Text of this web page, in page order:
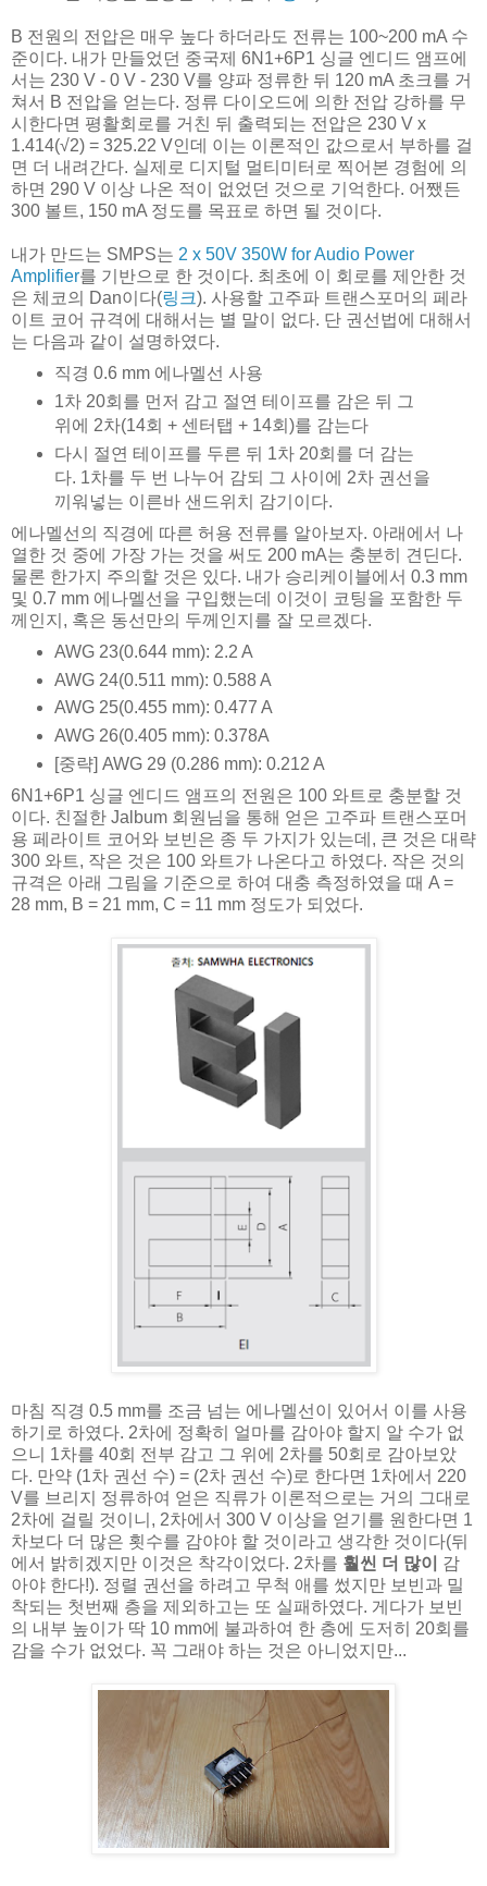
B 전원의 전압은 매우 높다 하더라도 전류는 100~200 mA 수
준이다. 내가 만들었던 중국제 6N1+6P1 싱글 엔디드 앰프에
서는 230 V - 0 V - 230 V를 양파 정류한 뒤 120 mA 초크를 거
쳐서 B 전압을 얻는다. 정류 다이오드에 의한 전압 강하를 무
시한다면 평활회로를 거친 뒤 출력되는 전압은 230 V x
1.414(√2) = 325.22 V인데 이는 이론적인 값으로서 부하를 걸
면 더 내려간다. 실제로 디지털 멀티미터로 찍어본 경험에 의
하면 290 V 이상 나온 적이 없었던 것으로 기억한다. 어쨌든
300 볼트, 150 mA 정도를 목표로 하면 될 것이다.
내가 만드는 SMPS는 2 x 50V 350W for Audio Power
Amplifier를 기반으로 한 것이다. 최초에 이 회로를 제안한 것
은 체코의 Dan이다(링크). 사용할 고주파 트랜스포머의 페라
이트 코어 규격에 대해서는 별 말이 없다. 단 권선법에 대해서
는 다음과 같이 설명하였다.
직경 0.6 mm 에나멜선 사용
1차 20회를 먼저 감고 절연 테이프를 감은 뒤 그
위에 2차(14회 + 센터탭 + 14회)를 감는다
다시 절연 테이프를 두른 뒤 1차 20회를 더 감는
다. 1차를 두 번 나누어 감되 그 사이에 2차 권선을
끼워넣는 이른바 샌드위치 감기이다.
에나멜선의 직경에 따른 허용 전류를 알아보자. 아래에서 나
열한 것 중에 가장 가는 것을 써도 200 mA는 충분히 견딘다.
물론 한가지 주의할 것은 있다. 내가 승리케이블에서 0.3 mm
및 0.7 mm 에나멜선을 구입했는데 이것이 코팅을 포함한 두
께인지, 혹은 동선만의 두께인지를 잘 모르겠다.
AWG 23(0.644 mm): 2.2 A
AWG 24(0.511 mm): 0.588 A
AWG 25(0.455 mm): 0.477 A
AWG 26(0.405 mm): 0.378A
[중략] AWG 29 (0.286 mm): 0.212 A
6N1+6P1 싱글 엔디드 앰프의 전원은 100 와트로 충분할 것
이다. 친절한 Jalbum 회원님을 통해 얻은 고주파 트랜스포머
용 페라이트 코어와 보빈은 종 두 가지가 있는데, 큰 것은 대략
300 와트, 작은 것은 100 와트가 나온다고 하였다. 작은 것의
규격은 아래 그림을 기준으로 하여 대충 측정하였을 때 A =
28 mm, B = 21 mm, C = 11 mm 정도가 되었다.
마침 직경 0.5 mm를 조금 넘는 에나멜선이 있어서 이를 사용
하기로 하였다. 2차에 정확히 얼마를 감아야 할지 알 수가 없
으니 1차를 40회 전부 감고 그 위에 2차를 50회로 감아보았
다. 만약 (1차 권선 수) = (2차 권선 수)로 한다면 1차에서 220
V를 브리지 정류하여 얻은 직류가 이론적으로는 거의 그대로
2차에 걸릴 것이니, 2차에서 300 V 이상을 얻기를 원한다면 1
차보다 더 많은 횟수를 감야야 할 것이라고 생각한 것이다(뒤
에서 밝히겠지만 이것은 착각이었다. 2차를 훨씬 더 많이
감
아야 한다!). 정렬 권선을 하려고 무척 애를 썼지만 보빈과 밀
착되는 첫번째 층을 제외하고는 또 실패하였다. 게다가 보빈
의 내부 높이가 딱 10 mm에 불과하여 한 층에 도저히 20회를
감을 수가 없었다. 꼭 그래야 하는 것은 아니었지만...